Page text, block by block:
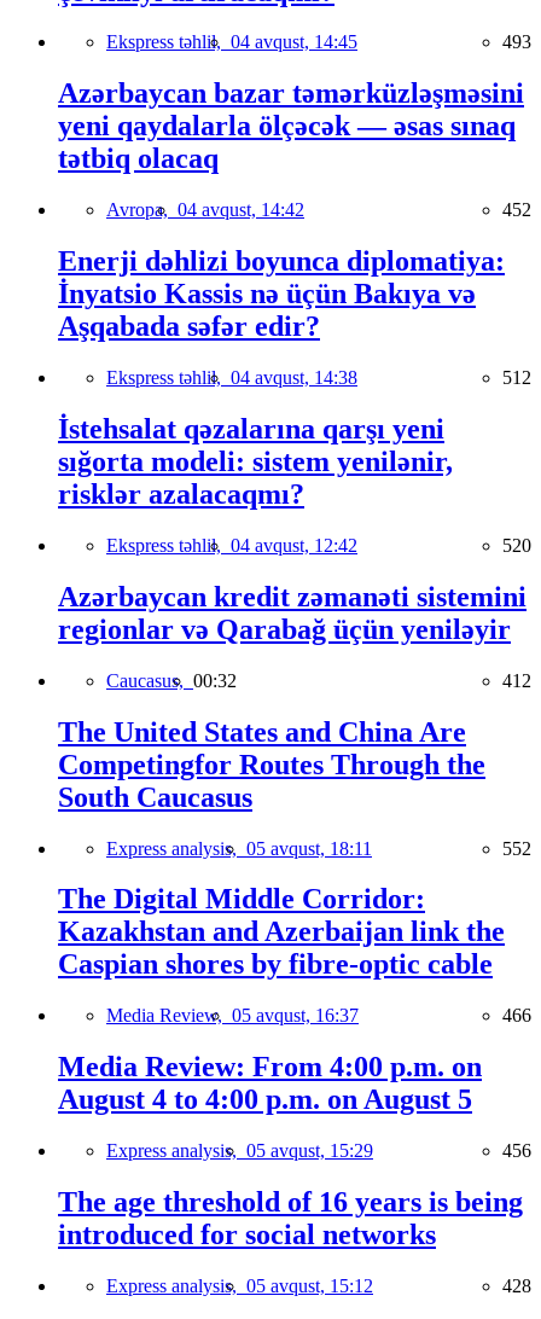
Ekspress təhlil, 04 avqust, 14:45 493
Azərbaycan bazar təmərküzləşməsini
yeni qaydalarla ölçəcək — əsas sınaq
tətbiq olacaq
Avropa, 04 avqust, 14:42 452
Enerji dəhlizi boyunca diplomatiya:
İnyatsio Kassis nə üçün Bakıya və
Aşqabada səfər edir?
Ekspress təhlil, 04 avqust, 14:38 512
İstehsalat qəzalarına qarşı yeni
sığorta modeli: sistem yenilənir,
risklər azalacaqmı?
Ekspress təhlil, 04 avqust, 12:42 520
Azərbaycan kredit zəmanəti sistemini
regionlar və Qarabağ üçün yeniləyir
Caucasus, 00:32 412
The United States and China Are
Competingfor Routes Through the
South Caucasus
Express analysis, 05 avqust, 18:11 552
The Digital Middle Corridor:
Kazakhstan and Azerbaijan link the
Caspian shores by fibre-optic cable
Media Review, 05 avqust, 16:37 466
Media Review: From 4:00 p.m. on
August 4 to 4:00 p.m. on August 5
Express analysis, 05 avqust, 15:29 456
The age threshold of 16 years is being
introduced for social networks
Express analysis, 05 avqust, 15:12 428